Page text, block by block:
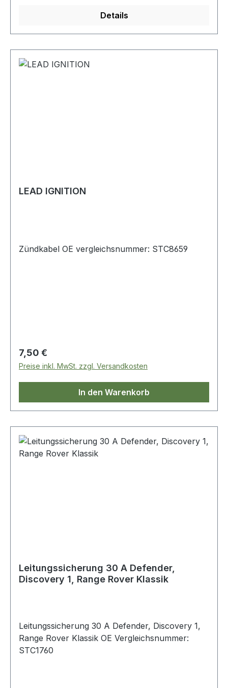
Details
LEAD IGNITION
Zündkabel OE vergleichsnummer: STC8659
Regulärer Preis:
7,50 €
Preise inkl. MwSt. zzgl. Versandkosten
In den Warenkorb
Leitungssicherung 30 A Defender,
Discovery 1, Range Rover Klassik
Leitungssicherung 30 A Defender, Discovery 1,
Range Rover Klassik OE Vergleichsnummer:
STC1760